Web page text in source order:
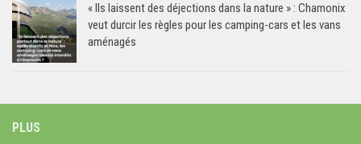
« Ils laissent des déjections dans la nature » : Chamonix
veut durcir les règles pour les camping-cars et les vans
aménagés
PLUS